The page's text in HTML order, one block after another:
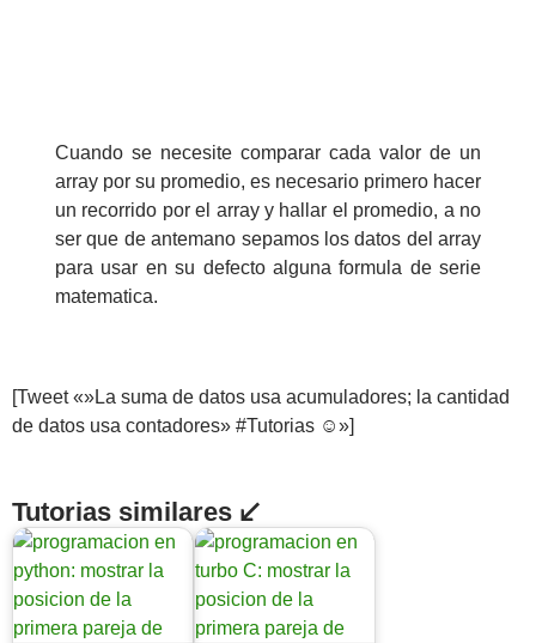
Cuando se necesite comparar cada valor de un
array por su promedio, es necesario primero hacer
un recorrido por el array y hallar el promedio, a no
ser que de antemano sepamos los datos del array
para usar en su defecto alguna formula de serie
matematica.
[Tweet «»La suma de datos usa acumuladores; la cantidad
de datos usa contadores» #Tutorias ☺»]
Tutorias similares ↙